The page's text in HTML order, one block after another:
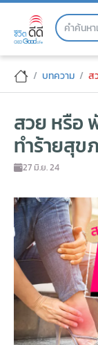
Skip
สวย หรือ พัง
บทความ สวย ห
สวย หรือ
ทำร้ายสุข
27 มิ.ย. 24